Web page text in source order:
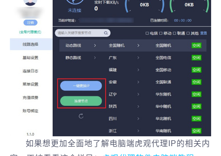
如果想更加全面地了解电脑端虎观代理IP的相关内